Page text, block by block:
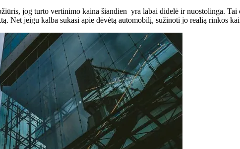
jog turto vertinimo kaina šiandien yra labai didelė ir nuostolinga.
Net jeigu kalba sukasi apie dėvėtą automobilį, sužinoti jo realią rinkos